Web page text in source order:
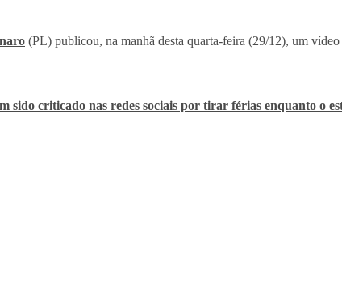
(PL) publicou, na manhã desta quarta-feira (29/12), um
sido criticado nas redes sociais por tirar férias enquanto o